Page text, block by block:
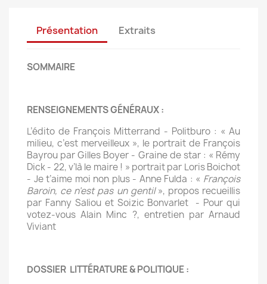
Présentation Extraits
SOMMAIRE
RENSEIGNEMENTS GÉNÉRAUX :
L’édito de François Mitterrand - Politburo : « Au
milieu, c’est merveilleux », le portrait de François
Bayrou par Gilles Boyer - Graine de star : « Rémy
Dick - 22, v’là le maire ! » portrait par Loris Boichot
- Je t’aime moi non plus - Anne Fulda : « François
Baroin, ce n’est pas un gentil», propos recueillis
par Fanny Saliou et Soizic Bonvarlet - Pour qui
votez-vous Alain Minc ?, entretien par Arnaud
Viviant
DOSSIER LITTÉRATURE & POLITIQUE :